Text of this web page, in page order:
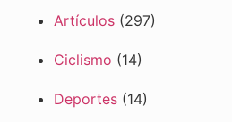
Artículos (297)
Ciclismo (14)
Deportes (14)